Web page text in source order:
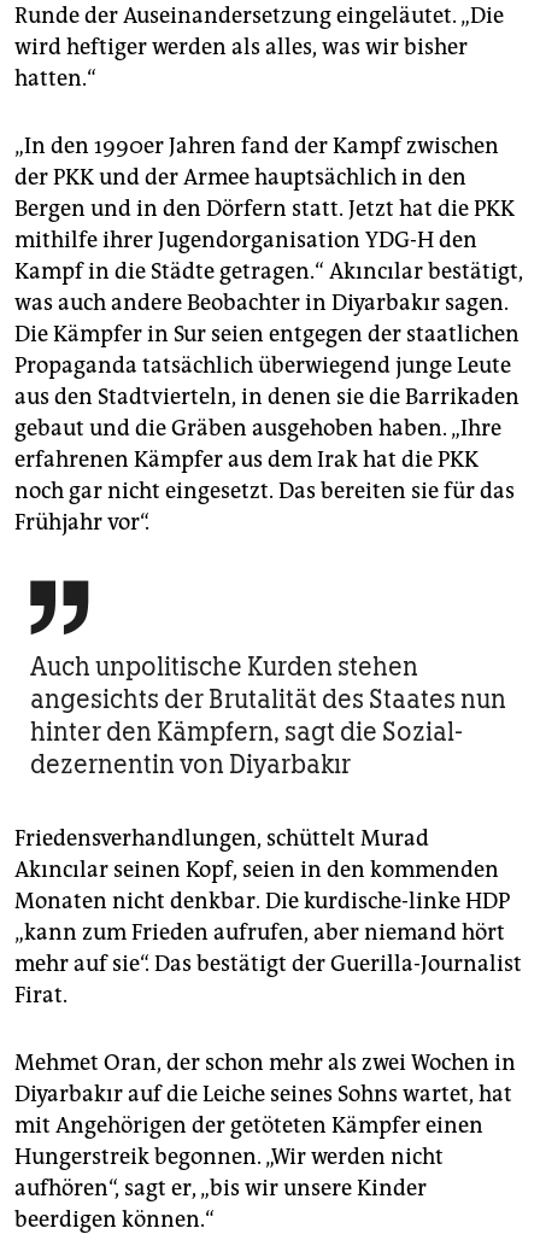
Runde der Auseinandersetzung eingeläutet. „Die
wird heftiger werden als alles, was wir bisher
hatten.“
„In den 1990er Jahren fand der Kampf zwischen
der PKK und der Armee hauptsächlich in den
Bergen und in den Dörfern statt. Jetzt hat die PKK
mithilfe ihrer Jugendorganisation YDG-H den
Kampf in die Städte getragen.“ Akıncılar bestätigt,
was auch andere Beobachter in Diyarbakır sagen.
Die Kämpfer in Sur seien entgegen der staatlichen
Propaganda tatsächlich überwiegend junge Leute
aus den Stadtvierteln, in denen sie die Barrikaden
gebaut und die Gräben ausgehoben haben. „Ihre
erfahrenen Kämpfer aus dem Irak hat die PKK
noch gar nicht eingesetzt. Das bereiten sie für das
Frühjahr vor“.

Auch unpolitische Kurden stehen
angesichts der Brutalität des Staates nun
hinter den Kämpfern, sagt die Sozial-
dezernentin von Diyarbakır
Friedensverhandlungen, schüttelt Murad
Akıncılar seinen Kopf, seien in den kommenden
Monaten nicht denkbar. Die kurdische-linke HDP
„kann zum Frieden aufrufen, aber niemand hört
mehr auf sie“. Das bestätigt der Guerilla-Journalist
Firat.
Mehmet Oran, der schon mehr als zwei Wochen in
Diyarbakır auf die Leiche seines Sohns wartet, hat
mit Angehörigen der getöteten Kämpfer einen
Hungerstreik begonnen. „Wir werden nicht
aufhören“, sagt er, „bis wir unsere Kinder
beerdigen können.“